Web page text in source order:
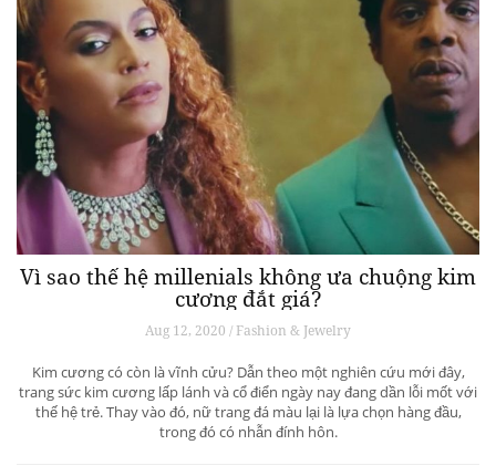
Vì sao thế hệ millenials không ưa chuộng kim
cương đắt giá?
Aug 12, 2020 / Fashion & Jewelry
Kim cương có còn là vĩnh cửu? Dẫn theo một nghiên cứu mới đây,
trang sức kim cương lấp lánh và cổ điển ngày nay đang dần lỗi mốt với
thế hệ trẻ. Thay vào đó, nữ trang đá màu lại là lựa chọn hàng đầu,
trong đó có nhẫn đính hôn.